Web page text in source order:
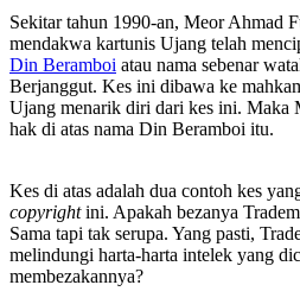
Sekitar tahun 1990-an, Meor Ahmad
mendakwa kartunis Ujang telah
Din Beramboi atau nama sebenar
Berjanggut. Kes ini dibawa ke
Ujang menarik diri dari kes ini. Maka
hak di atas nama Din Beramboi itu.
Kes di atas adalah dua contoh kes
copyrightini. Apakah bezanya
Sama tapi tak serupa. Yang pasti,
melindungi harta-harta intelek yang
membezakannya?